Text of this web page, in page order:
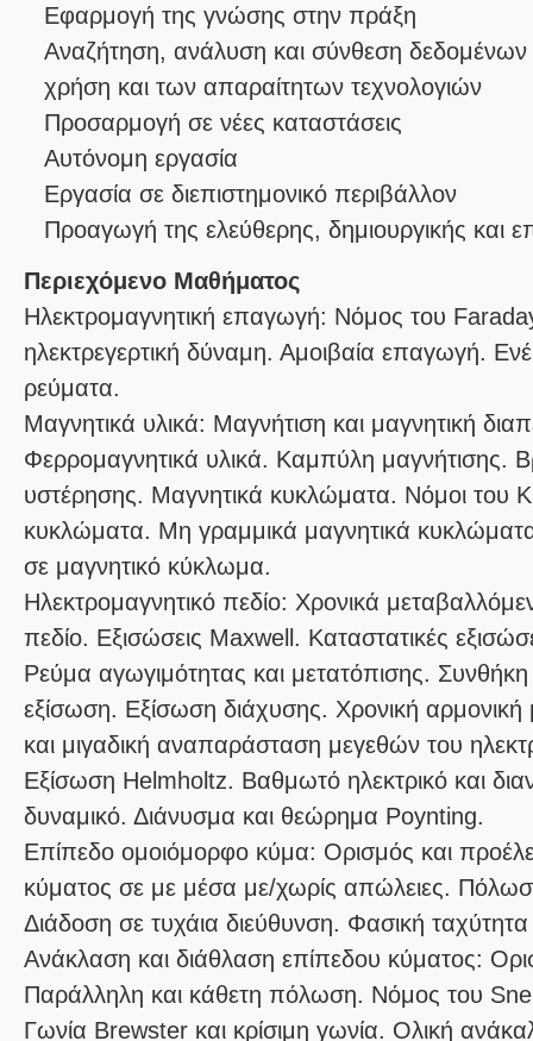
Εφαρμογή της γνώσης στην πράξη
Αναζήτηση, ανάλυση και σύνθεση
χρήση και των απαραίτητων τεχνολογιών
Προσαρμογή σε νέες καταστάσεις
Αυτόνομη εργασία
Εργασία σε διεπιστημονικό περιβάλλον
Προαγωγή της ελεύθερης, δημιουργικής και
Περιεχόμενο Μαθήματος
Ηλεκτρομαγνητική επαγωγή: Νόμος του
ηλεκτρεγερτική δύναμη. Αμοιβαία επαγωγή.
Μαγνητικά υλικά: Μαγνήτιση και μαγνητική
Φερρομαγνητικά υλικά. Καμπύλη μαγνήτισης.
υστέρησης. Μαγνητικά κυκλώματα. Νόμοι του
κυκλώματα. Μη γραμμικά μαγνητικά
Ηλεκτρομαγνητικό πεδίο: Χρονικά
πεδίο. Εξισώσεις Maxwell. Καταστατικές
Ρεύμα αγωγιμότητας και μετατόπισης.
εξίσωση. Εξίσωση διάχυσης. Χρονική αρμονική
και μιγαδική αναπαράσταση μεγεθών του
Εξίσωση Helmholtz. Βαθμωτό ηλεκτρικό και
Επίπεδο ομοιόμορφο κύμα: Ορισμός και
κύματος σε με μέσα με/χωρίς απώλειες.
Ανάκλαση και διάθλαση επίπεδου κύματος:
Παράλληλη και κάθετη πόλωση. Νόμος του
Γωνία Brewster και κρίσιμη γωνία. Ολική